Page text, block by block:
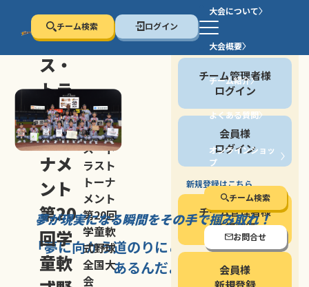
チーム検索 ログイン
大会について
大会概要
チーム紹介
よくある質問
オンラインショッ
プ
チーム検索
お問合せ
停止する
セン
ス・
トラ
スト
トー
ナメ
ント
第20
回学
童軟
セン
ス・ト
ラスト
トーナ
メント
第20回
学童軟
式野球
全国大
会
会員の方
チーム管理者様
ログイン
会員様
ログイン
新規登録はこちら
チーム管理者様
新規登録
会員様
夢が現実になる瞬間をその手で掴み取れ！
「夢に向かう道のりにこそ大きな意味が
あるんだよ」